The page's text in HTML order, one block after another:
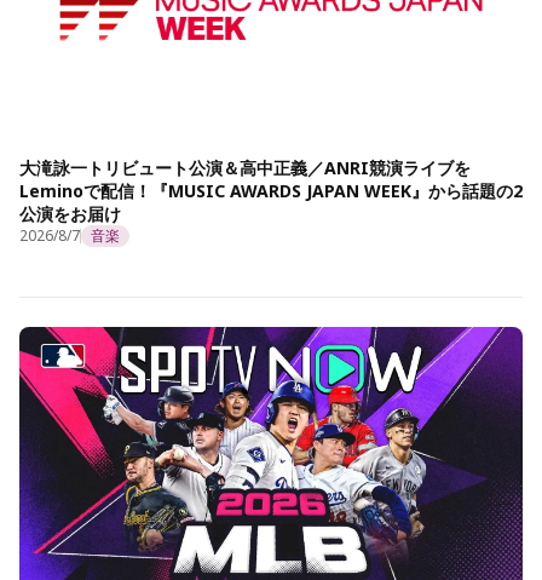
大滝詠一トリビュート公演＆高中正義／ANRI競演ライブを
Leminoで配信！『MUSIC AWARDS JAPAN WEEK』から話題の2
公演をお届け
2026/8/7 音楽